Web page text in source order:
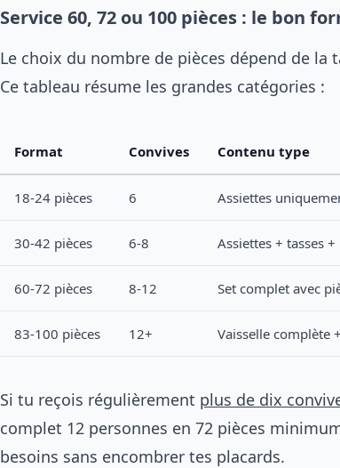
Service 60, 72 ou 100 pièces : le bon
Le choix du nombre de pièces dépend de
Ce tableau résume les grandes catégories :
Format Convives Contenu type
18-24 pièces 6 Assiettes
30-42 pièces 6-8 Assiettes + tasses
60-72 pièces 8-12 Set complet avec
83-100 pièces 12+ Vaisselle complète
Si tu reçois régulièrement plus de dix
complet 12 personnes en 72 pièces
besoins sans encombrer tes placards.